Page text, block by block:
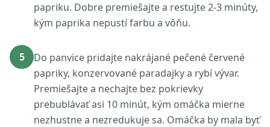
papriku. Dobre premiešajte a restujte 2-3 minúty,
kým paprika nepustí farbu a vôňu.
5
Do panvice pridajte nakrájané pečené červené
papriky, konzervované paradajky a rybí vývar.
Premiešajte a nechajte bez pokrievky
prebublávať asi 10 minút, kým omáčka mierne
nezhustne a nezredukuje sa. Omáčka by mala byť